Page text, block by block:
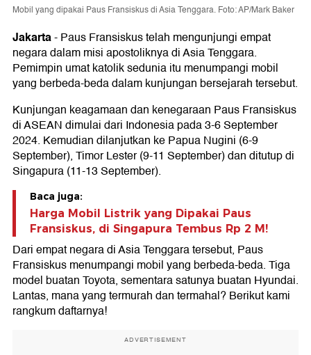
Mobil yang dipakai Paus Fransiskus di Asia Tenggara. Foto: AP/Mark Baker
Jakarta-Paus Fransiskus telah mengunjungi empat
negara dalam misi apostoliknya di Asia Tenggara.
Pemimpin umat katolik sedunia itu menumpangi mobil
yang berbeda-beda dalam kunjungan bersejarah tersebut.
Kunjungan keagamaan dan kenegaraan Paus Fransiskus
di ASEAN dimulai dari Indonesia pada 3-6 September
2024. Kemudian dilanjutkan ke Papua Nugini (6-9
September), Timor Lester (9-11 September) dan ditutup di
Singapura (11-13 September).
Baca juga:
Harga Mobil Listrik yang Dipakai Paus
Fransiskus, di Singapura Tembus Rp 2 M!
Dari empat negara di Asia Tenggara tersebut, Paus
Fransiskus menumpangi mobil yang berbeda-beda. Tiga
model buatan Toyota, sementara satunya buatan Hyundai.
Lantas, mana yang termurah dan termahal? Berikut kami
rangkum daftarnya!
ADVERTISEMENT